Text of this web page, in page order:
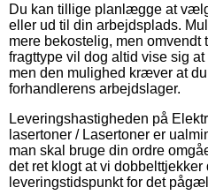
Du kan tillige planlægge at
eller ud til din arbejdsplads.
mere bekostelig, men
fragttype vil dog altid vise sig
men den mulighed kræver at
forhandlerens arbejdslager.
Leveringshastigheden på
lasertoner / Lasertoner er
man skal bruge din ordre
det ret klogt at vi dobbelttjekker
leveringstidspunkt for det